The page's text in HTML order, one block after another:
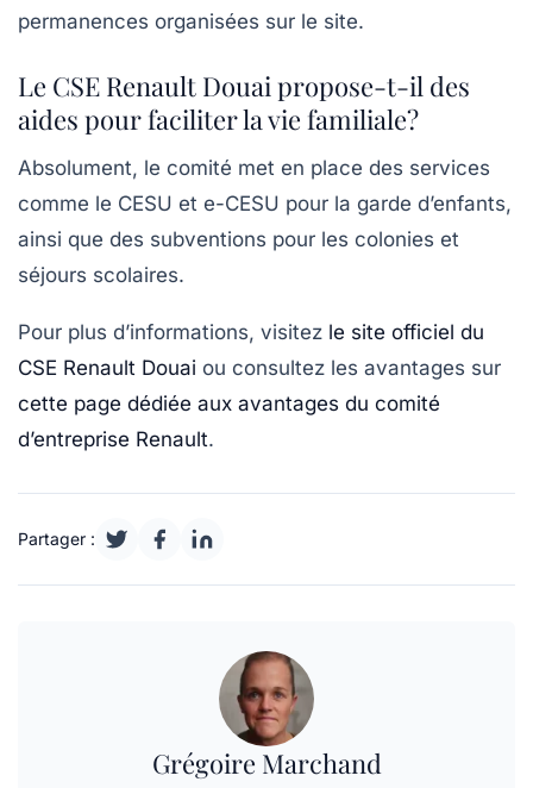
permanences organisées sur le site.
Le CSE Renault Douai propose-t-il des
aides pour faciliter la vie familiale?
Absolument, le comité met en place des services
comme le CESU et e-CESU pour la garde d’enfants,
ainsi que des subventions pour les colonies et
séjours scolaires.
Pour plus d’informations, visitez le site officiel du
CSE Renault Douai ou consultez les avantages sur
cette page dédiée aux avantages du comité
d’entreprise Renault.
Partager :
Grégoire Marchand